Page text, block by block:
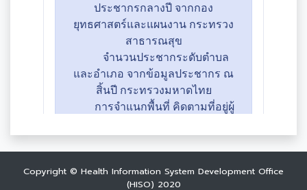
Copyright © Health Information System Development Office
(HISO) 2020